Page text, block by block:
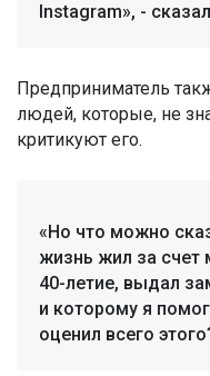
Instagram», -
Предприниматель
людей, которые, не
критикуют его.
«Но что можно
жизнь жил за счет
40-летие, выдал
и которому я
оценил всего